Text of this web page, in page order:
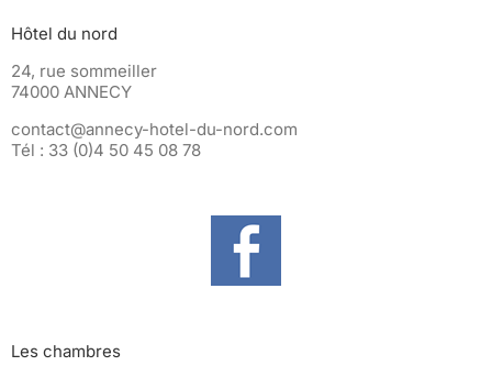
Hôtel du nord
24, rue sommeiller
74000 ANNECY
contact@annecy-hotel-du-nord.com
Tél : 33 (0)4 50 45 08 78
Les chambres